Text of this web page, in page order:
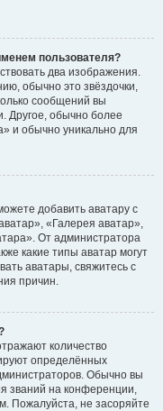
пользователя?
два изображения.
обычно это звёздочки,
сообщений вы
Другое, обычно более
и обычно уникально для
добавить аватару с
«Галерея аватар»,
От администратора
какие типы аватар могут
аватары, свяжитесь с
причин.
количество
определённых
Обычно вы
званий на конференции,
Пожалуйста, не засоряйте